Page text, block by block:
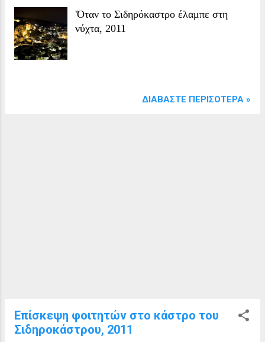
'Όταν το Σιδηρόκαστρο έλαμπε στη
νύχτα, 2011
ΔΙΑΒΆΣΤΕ ΠΕΡΙΣΌΤΕΡΑ »
Επίσκεψη φοιτητών στο κάστρο του
Σιδηροκάστρου, 2011